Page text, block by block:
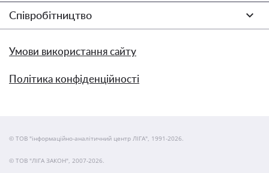
Співробітництво
Умови використання сайту
Політика конфіденційності
© ТОВ "інформаційно-аналітичний центр ЛІГА", 1991-2026.
© ТОВ "ЛІГА ЗАКОН", 2007-2026.